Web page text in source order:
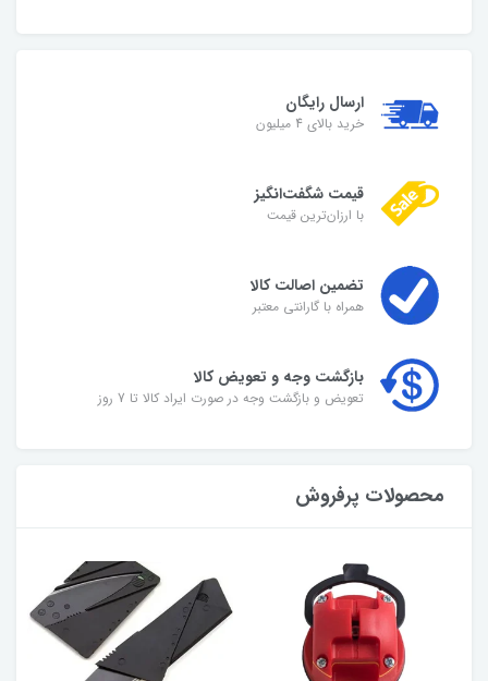
ارسال رایگان
خرید بالای 4 میلیون
قیمت شگفت‌انگیز
با ارزان‌ترین قیمت
تضمین اصالت کالا
همراه با گارانتی معتبر
بازگشت وجه و تعویض کالا
تعویض و بازگشت وجه در صورت ایراد کالا تا 7 روز
محصولات پرفروش